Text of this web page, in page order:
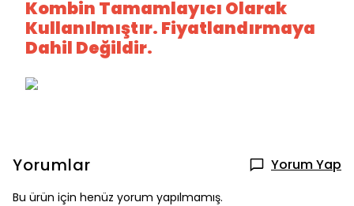
Kombin Tamamlayıcı Olarak
Kullanılmıştır. Fiyatlandırmaya
Dahil Değildir.
Yorumlar Yorum Yap
Bu ürün için henüz yorum yapılmamış.